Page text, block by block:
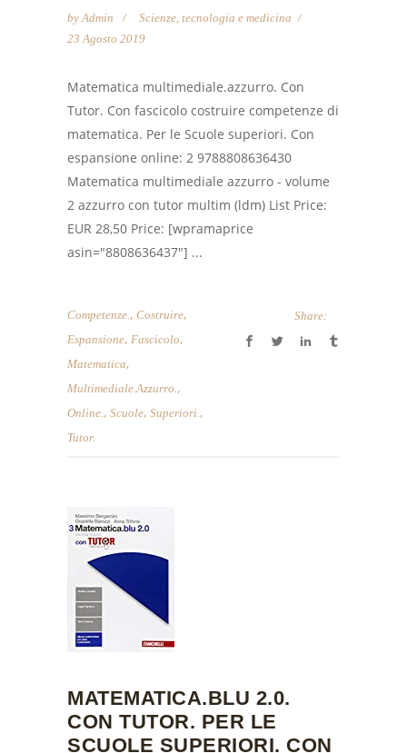
byAdmin
Scienze, tecnologia e medicina
23 Agosto 2019
Matematica multimediale.azzurro. Con
Tutor. Con fascicolo costruire competenze di
matematica. Per le Scuole superiori. Con
espansione online: 2 9788808636430
Matematica multimediale azzurro - volume
2 azzurro con tutor multim (ldm) List Price:
EUR 28,50 Price: [wpramaprice
asin="8808636437"] ...
Competenze., Costruire,
Espansione, Fascicolo,
Matematica,
Multimediale.azzurro.,
Online., Scuole, Superiori.,
Tutor.
Share:
MATEMATICA.BLU 2.0.
CON TUTOR. PER LE
SCUOLE SUPERIORI. CON